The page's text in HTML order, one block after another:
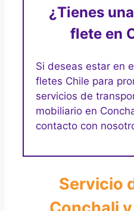
¿Tienes
flete en
Si deseas estar en
fletes Chile para
servicios de
mobiliario en
contacto con
Servicio